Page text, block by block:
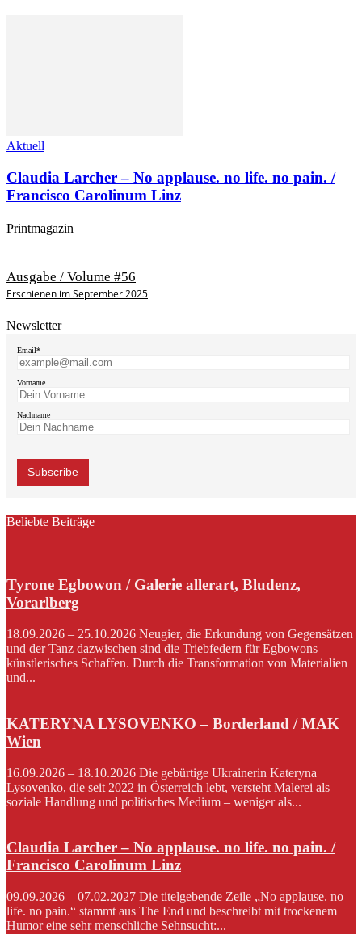
Aktuell
Claudia Larcher – No applause. no life. no pain. /
Francisco Carolinum Linz
Printmagazin
Ausgabe / Volume #56
Erschienen im September 2025
Newsletter
Email*
Vorname
Nachname
Beliebte Beiträge
Tyrone Egbowon / Galerie allerart, Bludenz,
Vorarlberg
18.09.2026 – 25.10.2026 Neugier, die Erkundung von Gegensätzen
und der Tanz dazwischen sind die Triebfedern für Egbowons
künstlerisches Schaffen. Durch die Transformation von Materialien
und...
KATERYNA LYSOVENKO – Borderland / MAK
Wien
16.09.2026 – 18.10.2026 Die gebürtige Ukrainerin Kateryna
Lysovenko, die seit 2022 in Österreich lebt, versteht Malerei als
soziale Handlung und politisches Medium – weniger als...
Claudia Larcher – No applause. no life. no pain. /
Francisco Carolinum Linz
09.09.2026 – 07.02.2027 Die titelgebende Zeile „No applause. no
life. no pain.“ stammt aus The End und beschreibt mit trockenem
Humor eine sehr menschliche Sehnsucht:...